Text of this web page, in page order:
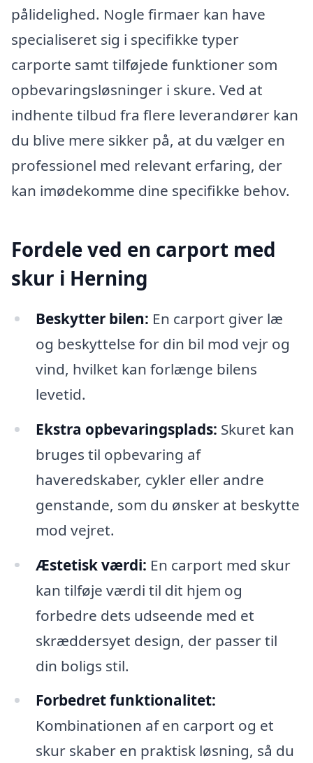
pålidelighed. Nogle firmaer kan have
specialiseret sig i specifikke typer
carporte samt tilføjede funktioner som
opbevaringsløsninger i skure. Ved at
indhente tilbud fra flere leverandører kan
du blive mere sikker på, at du vælger en
professionel med relevant erfaring, der
kan imødekomme dine specifikke behov.
Fordele ved en carport med
skur i Herning
Beskytter bilen: En carport giver læ
og beskyttelse for din bil mod vejr og
vind, hvilket kan forlænge bilens
levetid.
Ekstra opbevaringsplads: Skuret kan
bruges til opbevaring af
haveredskaber, cykler eller andre
genstande, som du ønsker at beskytte
mod vejret.
Æstetisk værdi: En carport med skur
kan tilføje værdi til dit hjem og
forbedre dets udseende med et
skræddersyet design, der passer til
din boligs stil.
Forbedret funktionalitet:
Kombinationen af en carport og et
skur skaber en praktisk løsning, så du